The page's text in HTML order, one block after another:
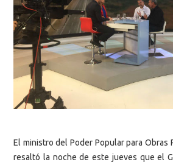
El ministro del Poder Popular para Obras
resaltó la noche de este jueves que el